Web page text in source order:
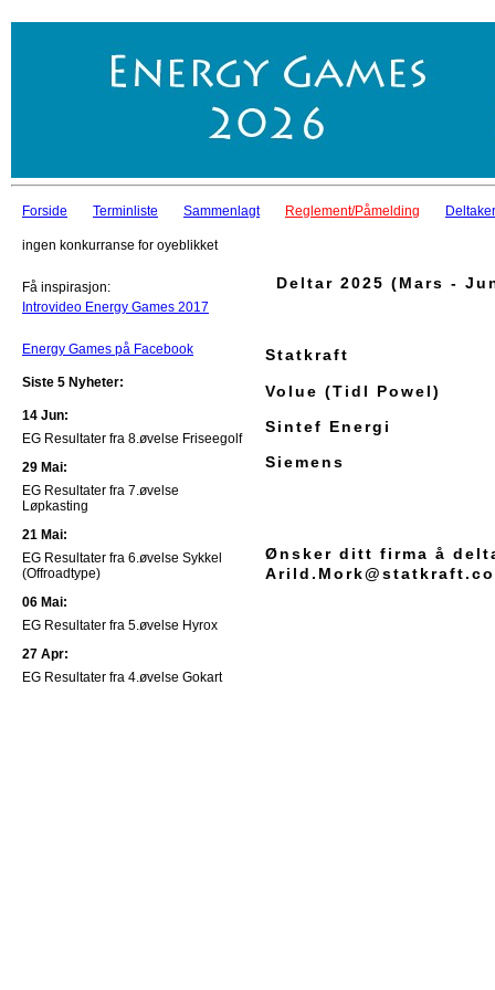
Forside Terminliste Sammenlagt Reglement/Påmelding
ingen konkurranse for oyeblikket
Få inspirasjon:
Introvideo Energy Games 2017
Energy Games på Facebook
Siste 5 Nyheter:
14 Jun:
EG Resultater fra 8.øvelse Friseegolf
29 Mai:
EG Resultater fra 7.øvelse
Løpkasting
21 Mai:
EG Resultater fra 6.øvelse Sykkel
(Offroadtype)
06 Mai:
EG Resultater fra 5.øvelse Hyrox
27 Apr:
EG Resultater fra 4.øvelse Gokart
Deltar 2025 (Mars -
Statkraft
Volue (Tidl Powel)
Sintef Energi
Siemens
Ønsker ditt firma å